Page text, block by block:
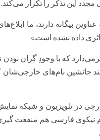
این تذکر را تکرار می‌کند.
خود دارد که عناوین بیگانه دارند،
داده نشده است.»
که با وجودِ گران
جانشین نام‌های خارجی‌شان
در تلویزیون و شبکه
نیکوی فارسی هم منفعت